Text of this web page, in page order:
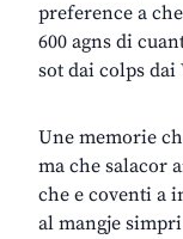
preference a
600 agns di
sot dai colps dai
Une memorie
ma che salacor
che e coventi a
al mangje